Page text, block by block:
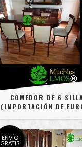
COMEDOR DE 6
(IMPORTACIÓN DE
ENVÍO
GRATIS